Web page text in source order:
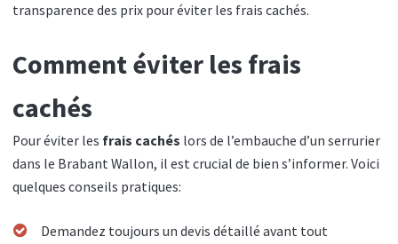
transparence des prix pour éviter les frais cachés.
Comment éviter les frais
cachés
Pour éviter les frais cachés lors de l’embauche d’un serrurier
dans le Brabant Wallon, il est crucial de bien s’informer. Voici
quelques conseils pratiques:
Demandez toujours un devis détaillé avant tout